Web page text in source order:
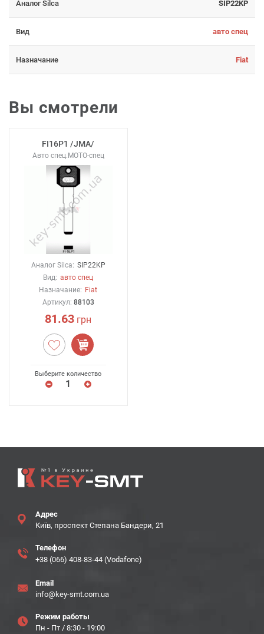
Аналог Silca SIP22KP
Вид авто спец
Назначание Fiat
Вы смотрели
FI16P1 /JMA/
Авто спец.MOTO-спец
Аналог Silca: SIP22KP
Вид: авто спец
Назначание: Fiat
Артикул: 88103
81.63 грн
Выберите количество
Адрес
Київ, проспект Степана Бандери, 21
Телефон
+38 (066) 408-83-44 (Vodafone)
Email
info@key-smt.com.ua
Режим работы
Пн - Пт / 8:30 - 19:00